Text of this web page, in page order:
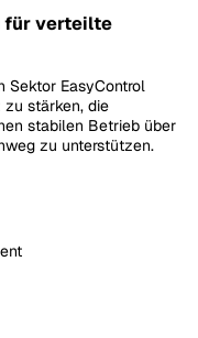
für verteilte
Sektor EasyControl
zu stärken, die
stabilen Betrieb über
zu unterstützen.